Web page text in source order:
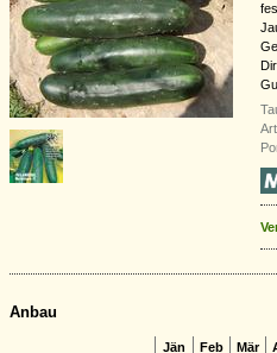
Anbau
Jän Feb Mär